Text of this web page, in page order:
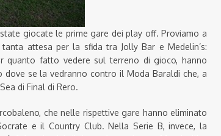
giocate le prime gare dei play off. Proviamo a
attesa per la sfida tra Jolly Bar e Medelin’s:
quanto fatto vedere sul terreno di gioco, hanno
se la vedranno contro il Moda Baraldi che, a
di Final di Rero.
che nelle rispettive gare hanno eliminato
e il Country Club. Nella Serie B, invece, la